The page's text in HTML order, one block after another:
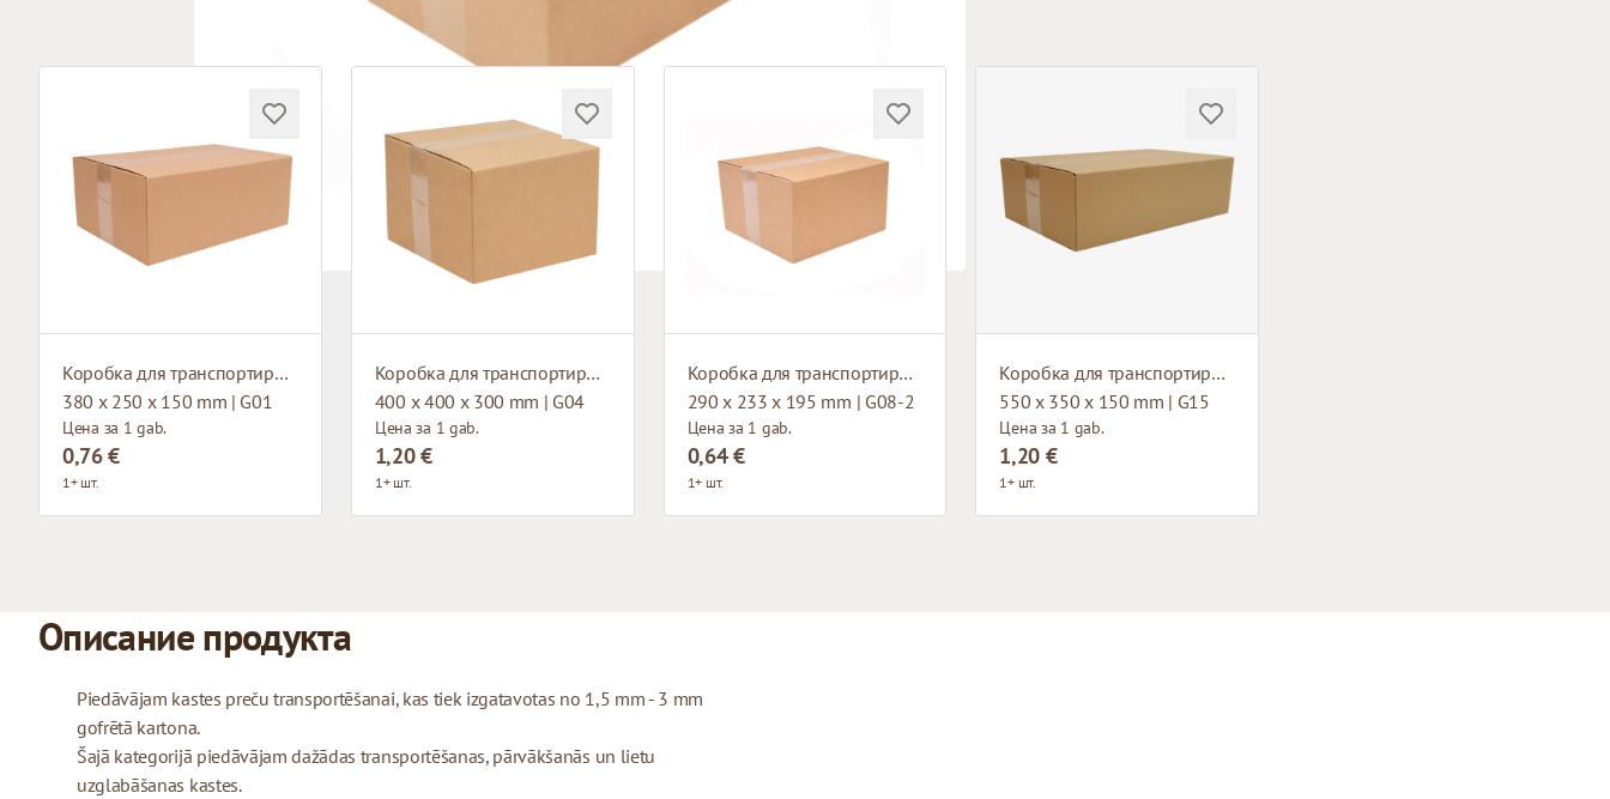
Коробка для транспортировки
380 x 250 x 150 mm | G01
Цена за 1 gab.
0,76 €
1+ шт.
Коробка для транспортировки
400 x 400 x 300 mm | G04
Цена за 1 gab.
1,20 €
1+ шт.
Коробка для транспортировки
290 x 233 x 195 mm | G08-2
Цена за 1 gab.
0,64 €
1+ шт.
Коробка для транспортировки
550 x 350 x 150 mm | G15
Цена за 1 gab.
1,20 €
1+ шт.
Описание продукта
Piedāvājam kastes preču transportēšanai, kas tiek izgatavotas no 1,5 mm - 3 mm
gofrētā kartona.
Šajā kategorijā piedāvājam dažādas transportēšanas, pārvākšanās un lietu
uzglabāšanas kastes.